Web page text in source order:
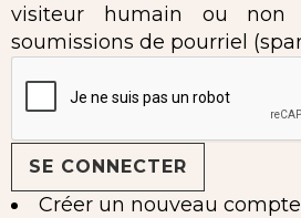
visiteur humain ou non
soumissions de pourriel
Créer un nouveau compte